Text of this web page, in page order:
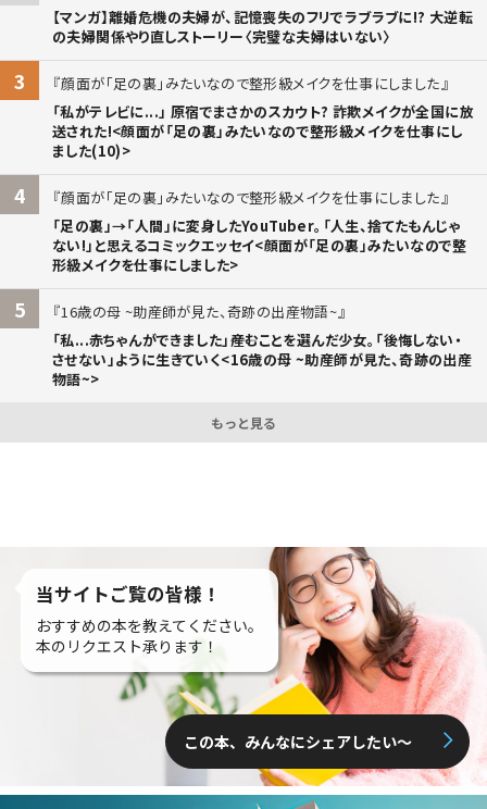
【マンガ】離婚危機の夫婦が、記憶喪失のフリでラブラブに!? 大逆転
の夫婦関係やり直しストーリー〈完璧な夫婦はいない〉
3
顔面が「足の裏」みたいなので整形級メイクを仕事にしました
「私がテレビに...」 原宿でまさかのスカウト? 詐欺メイクが全国に放
送された!<顔面が「足の裏」みたいなので整形級メイクを仕事にし
ました(10)>
4
顔面が「足の裏」みたいなので整形級メイクを仕事にしました
「足の裏」→「人間」に変身したYouTuber。「人生、捨てたもんじゃ
ない!」と思えるコミックエッセイ<顔面が「足の裏」みたいなので整
形級メイクを仕事にしました>
5
16歳の母 ~助産師が見た、奇跡の出産物語~
「私...赤ちゃんができました」――産むことを選んだ少女。「後悔しない・
させない」ように生きていく<16歳の母 ~助産師が見た、奇跡の出産
物語~>
もっと見る
当サイトご覧の皆様！
おすすめの本を教えてください。
本のリクエスト承ります！
この本、みんなにシェアしたい〜